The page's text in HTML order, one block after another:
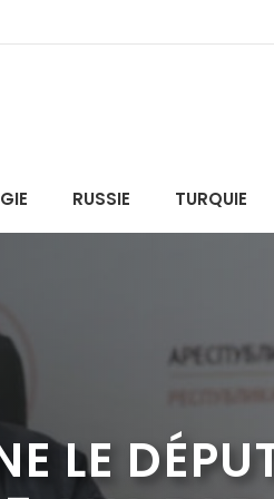
RUSSIE TURQUIE
LE